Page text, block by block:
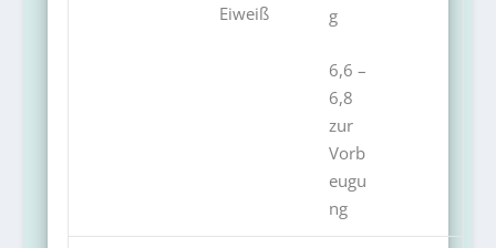
Eiweiß
g
6,6 –
6,8
zur
Vorb
eugu
ng